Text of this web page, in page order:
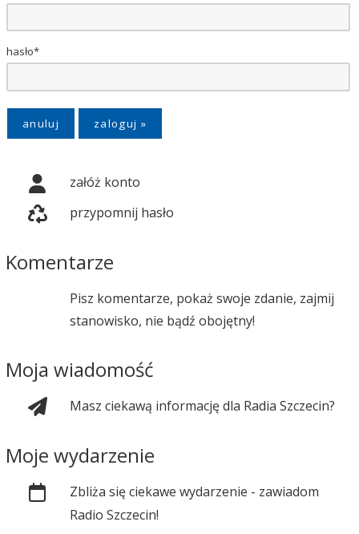
hasło*
anuluj
załóż konto
przypomnij hasło
Komentarze
Pisz komentarze, pokaż swoje zdanie, zajmij
stanowisko, nie bądź obojętny!
Moja wiadomość
Masz ciekawą informację dla Radia Szczecin?
Moje wydarzenie
Zbliża się ciekawe wydarzenie - zawiadom
Radio Szczecin!